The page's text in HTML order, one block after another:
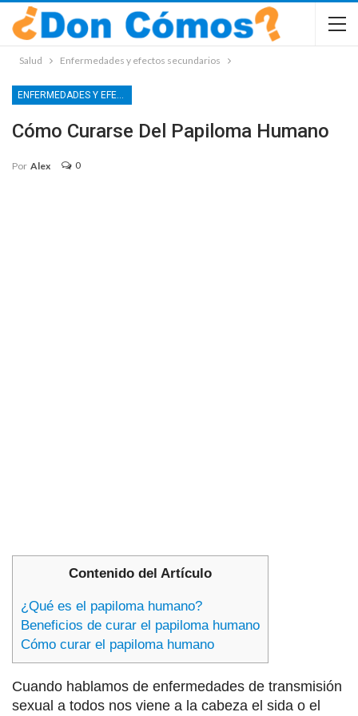
Salud Enfermedades y efectos secundarios
ENFERMEDADES Y EFECTOS SECUNDARIOS
Cómo Curarse Del Papiloma Humano
Por Alex 0
Contenido del Artículo
¿Qué es el papiloma humano?
Beneficios de curar el papiloma humano
Cómo curar el papiloma humano
Cuando hablamos de enfermedades de transmisión
sexual a todos nos viene a la cabeza el sida o el